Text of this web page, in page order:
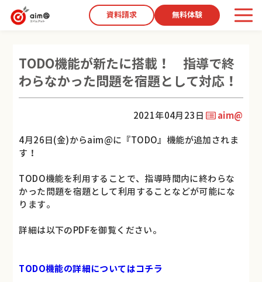
資料請求 無料体験
TODO機能が新たに搭載！ 指導で終
わらなかった問題を宿題として対応！
2021年04月23日 aim@
4月26日(金)からaim@に『TODO』機能が追加されま
す！
TODO機能を利用することで、指導時間内に終わらな
かった問題を宿題として利用することなどが可能にな
ります。
詳細は以下のPDFを御覧ください。
TODO機能の詳細についてはコチラ